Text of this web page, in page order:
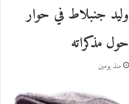
وليد جنبلاط في حوار
حول مذكراته
منذ يومين